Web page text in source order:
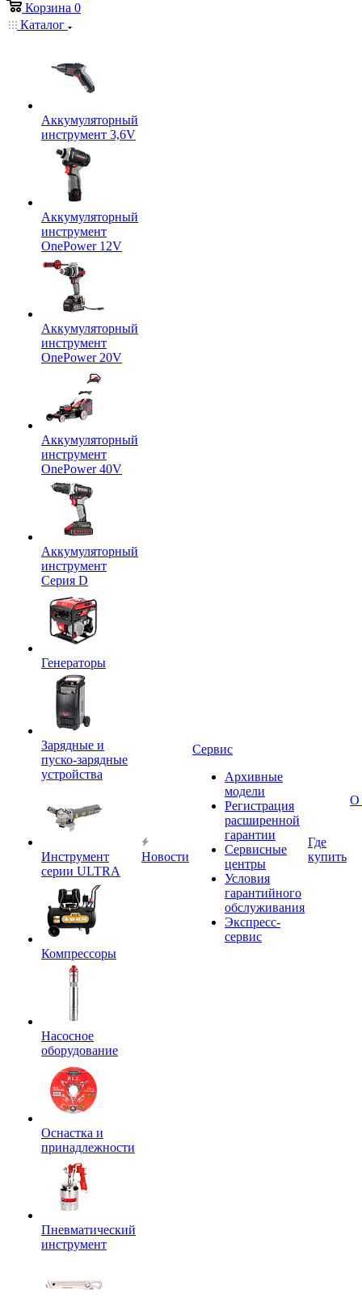
Корзина 0
Каталог
Аккумуляторный
инструмент 3,6V
Аккумуляторный
инструмент
OnePower 12V
Аккумуляторный
инструмент
OnePower 20V
Аккумуляторный
инструмент
OnePower 40V
Аккумуляторный
инструмент
Серия D
Генераторы
Зарядные и
пуско-зарядные
устройства
Инструмент
серии ULTRA
Компрессоры
Насосное
оборудование
Оснастка и
принадлежности
Пневматический
инструмент
Новости
Сервис
Архивные
модели
Регистрация
расширенной
гарантии
Сервисные
центры
Условия
гарантийного
обслуживания
Экспресс-
сервис
Где
купить
О